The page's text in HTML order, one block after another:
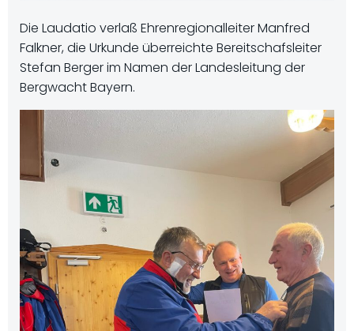
Die Laudatio verlaß Ehrenregionalleiter Manfred
Falkner, die Urkunde überreichte Bereitschafsleiter
Stefan Berger im Namen der Landesleitung der
Bergwacht Bayern.